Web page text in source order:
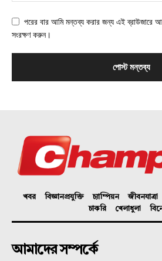
পরের বার আমি মন্তব্য করার জন্য এই ব্রাউজারে
সংরক্ষণ করুন।
খবর বিজ্ঞানপ্রযুক্তি চ্যাম্পিয়ন জীবনযাত্রা
চাকরি
খেলাধুলা
আমাদের সম্পর্কে